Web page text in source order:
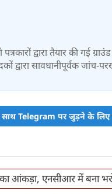
द्वारा तैयार की गई ग्राउंड
द्वारा सावधानीपूर्वक जांच-
साथ Telegram पर जुड़ने के
का आंकड़ा, एनसीआर में बना